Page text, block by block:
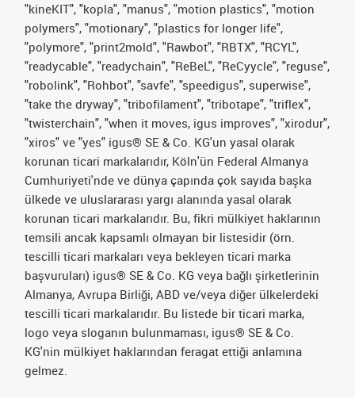
"kineKIT", "kopla", "manus", "motion plastics", "motion
polymers", "motionary", "plastics for longer life",
"polymore", "print2mold", "Rawbot", "RBTX", "RCYL",
"readycable", "readychain", "ReBeL", "ReCyycle", "reguse",
"robolink", "Rohbot", "savfe", "speedigus", superwise",
"take the dryway", "tribofilament", "tribotape", "triflex",
"twisterchain", "when it moves, igus improves", "xirodur",
"xiros" ve "yes" igus® SE & Co. KG'un yasal olarak
korunan ticari markalarıdır, Köln'ün Federal Almanya
Cumhuriyeti'nde ve dünya çapında çok sayıda başka
ülkede ve uluslararası yargı alanında yasal olarak
korunan ticari markalarıdır. Bu, fikri mülkiyet haklarının
temsili ancak kapsamlı olmayan bir listesidir (örn.
tescilli ticari markaları veya bekleyen ticari marka
başvuruları) igus® SE & Co. KG veya bağlı şirketlerinin
Almanya, Avrupa Birliği, ABD ve/veya diğer ülkelerdeki
tescilli ticari markalarıdır. Bu listede bir ticari marka,
logo veya sloganın bulunmaması, igus® SE & Co.
KG'nin mülkiyet haklarından feragat ettiği anlamına
gelmez.